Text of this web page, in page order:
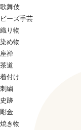
歌舞伎
ビーズ手芸
織り物
染め物
座禅
茶道
着付け
刺繍
史跡
彫金
焼き物